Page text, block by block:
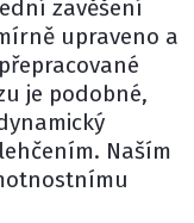
zavěšení
upraveno a
je podobné,
Naším